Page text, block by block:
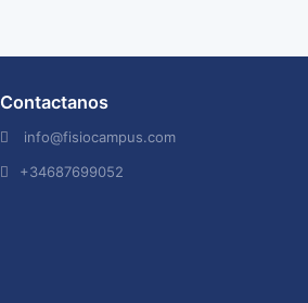
Contactanos
info@fisiocampus.com
+34687699052